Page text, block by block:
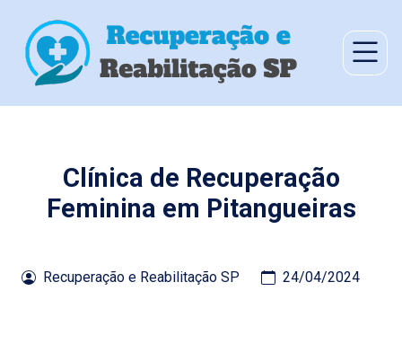
Clínica de Recuperação
Feminina em Pitangueiras
Recuperação e Reabilitação SP 24/04/2024